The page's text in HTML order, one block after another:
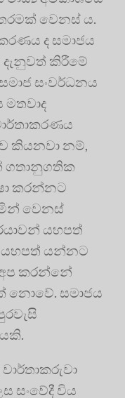
වෙනස් ය.
ද සමාජය
කිරීමේ
සංවර්ධනය
මතවාද
කියනවා නම්,
ගතානුගතික
කරන්නට
වෙනස්
යහපත්
යන්නට
කරන්නේ
නොවේ. සමාජය
සංවේදී විය